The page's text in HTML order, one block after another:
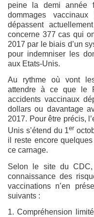
peine la demi année
dommages
dépassent
concerne 377 cas qui
2017 par le biais d’un
pour indemniser les
aux Etats-Unis.
Au rythme où vont
attendre à ce que le
accidents vaccinaux
dollars ou davantage
2017. Pour être précis,
Unis s’étend du 1er
il reste encore
ce carnage.
Selon le site du
connaissance des
vaccinations n’en
suivants :
1. Compréhension